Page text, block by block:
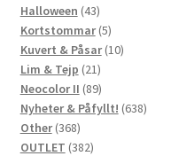
Halloween 4343
produkter
Kortstommar 55
produkter
Kuvert & Påsar 1010
Lim & Tejp 2121
produkter
Neocolor II 8989
produkter
Nyheter & Påfyllt! 638638
Other 368368
produkter
OUTLET 382382